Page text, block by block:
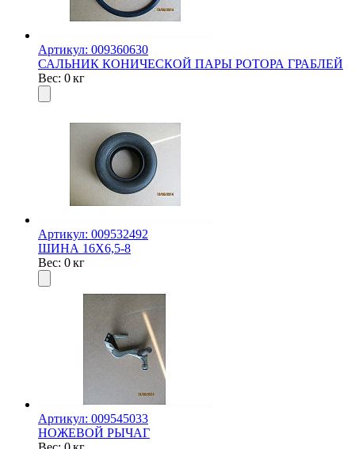
Артикул: 009360630
САЛЬНИК КОНИЧЕСКОЙ ПАРЫ РОТОРА ГРАБЛЕЙ
Вес: 0 кг
Артикул: 009532492
ШИНА 16Х6,5-8
Вес: 0 кг
Артикул: 009545033
НОЖЕВОЙ РЫЧАГ